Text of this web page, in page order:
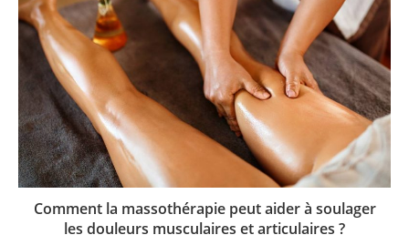
Comment la massothérapie peut aider à soulager
les douleurs musculaires et articulaires ?